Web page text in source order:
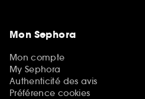
Mon Sephora
Mon compte
My Sephora
Authenticité des avis
Préférence cookies